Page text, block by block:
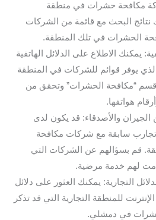
مكافحة حشرات في منطقة
البحث مع قائمة من الشركات
الحشرات في تلك المنطقة.
يمكنك الاطلاع على الدلائل الهاتفية
الذي يوفر قوائم للشركات في المنطقة
“مكافحة الحشرات” وتحقق من
هواتفها.
الجيران والأصدقاء: قد يكون لدى
تجارب سابقة مع شركات مكافحة
قم بسؤالهم عن الشركات التي
لهم خدمة مرضية.
التجارية: يمكنك العثور على دلائل
للمنطقة التجارية التي قد تذكر
في دمشلي.